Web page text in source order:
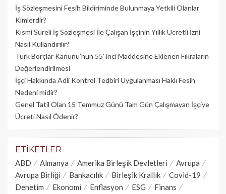
İş Sözleşmesini Fesih Bildiriminde Bulunmaya Yetkili Olanlar
Kimlerdir?
Kısmi Süreli İş Sözleşmesi İle Çalışan İşçinin Yıllık Üc­retli İzni
Nasıl Kullandırılır?
Türk Borçlar Kanunu’nun 55’ inci Maddesine Eklenen Fıkraların
Değerlendirilmesi
İşçi Hakkında Adli Kontrol Tedbiri Uygulanması Haklı Fesih
Nedeni midir?
Genel Tatil Olan 15 Temmuz Günü Tam Gün Çalışmayan İşçiye
Ücreti Nasıl Ödenir?
ETIKETLER
ABD Almanya Amerika Birleşik Devletleri
Avrupa
Avrupa Birliği
Bankacılık Birleşik Krallık
Covid-19
Denetim
Ekonomi Enflasyon ESG
Finans